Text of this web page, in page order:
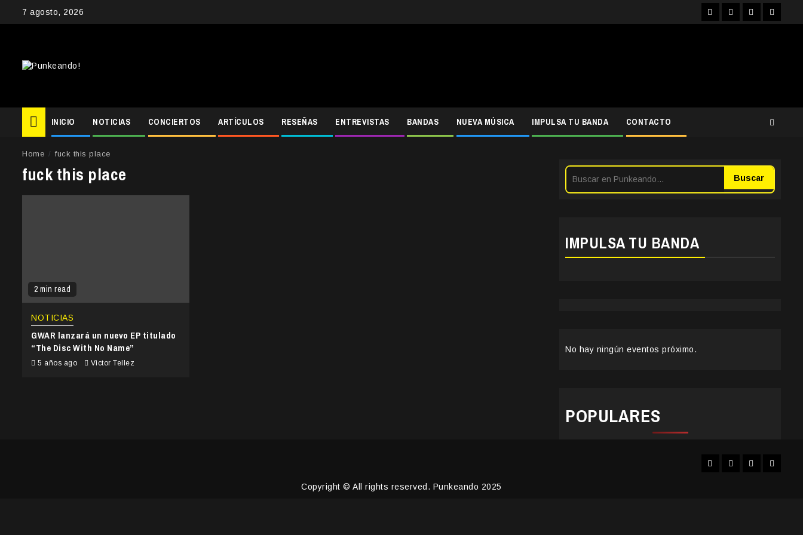
7 agosto, 2026 FacebookInstagram
YouTubeTwitter
INICIO NOTICIAS CONCIERTOS ARTÍCULOS RESEÑAS ENTREVISTAS BANDAS NUEVA MÚSICA IMPULSA TU BANDA CONTACTO
Home fuck this place
fuck this place
2 min read
NOTICIAS
GWAR lanzará un nuevo EP titulado
“The Disc With No Name”
5 años ago Victor Tellez
Buscar
IMPULSA TU BANDA
No hay ningún eventos próximo.
POPULARES
FacebookInstagram
YouTubeTwitter
Copyright © All rights reserved. Punkeando 2025